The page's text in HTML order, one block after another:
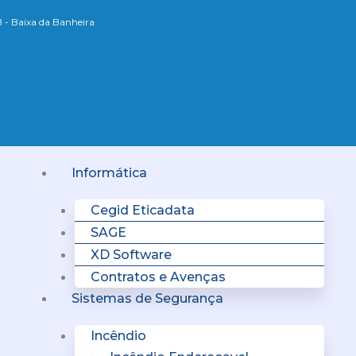
- Baixa da Banheira
Informática
Cegid Eticadata
SAGE
XD Software
Contratos e Avenças
Sistemas de Segurança
Incêndio
Menu